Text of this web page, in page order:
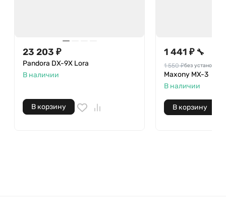
23 203 ₽
Pandora DX-9X Lora
В наличии
В корзину
1 441 ₽ 🔧
1 550 ₽без установки
Maxony MX-3
В наличии
В корзину